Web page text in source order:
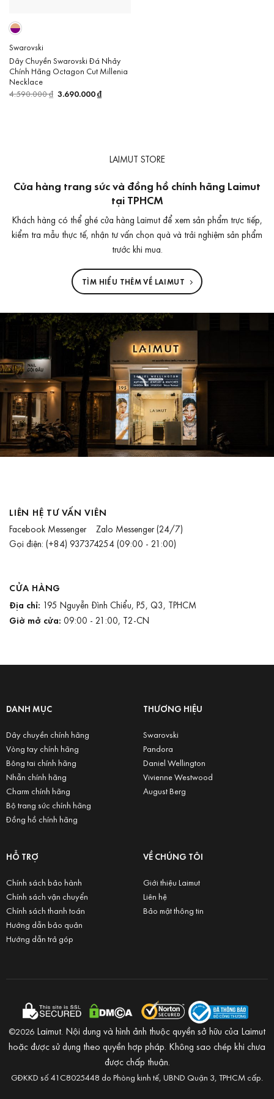
Swarovski
Dây Chuyền Swarovski Đá Nhảy
Chính Hãng Octagon Cut Millenia
Necklace
4.590.000₫ Giá
gốc
3.690.000₫Giá
hiện
LAIMUT STORE
Cửa hàng trang sức và đồng hồ chính hãng Laimut
tại TPHCM
Khách hàng có thể ghé cửa hàng Laimut để xem sản phẩm trực tiếp,
kiểm tra mẫu thực tế, nhận tư vấn chọn quà và trải nghiệm sản phẩm
trước khi mua.
TÌM HIỂU THÊM VỀ LAIMUT
LIÊN HỆ TƯ VẤN VIÊN
Facebook Messenger Zalo Messenger(24/7)
Gọi điện: (+84) 937374254(09:00 - 21:00)
CỬA HÀNG
Địa chỉ: 195 Nguyễn Đình Chiểu, P5, Q3, TPHCM
Giờ mở cửa: 09:00 - 21:00, T2-CN
DANH MỤC
Dây chuyền chính hãng
Vòng tay chính hãng
Bông tai chính hãng
Nhẫn chính hãng
Charm chính hãng
Bộ trang sức chính hãng
Đồng hồ chính hãng
THƯƠNG HIỆU
Swarovski
Pandora
Daniel Wellington
Vivienne Westwood
August Berg
HỖ TRỢ
Chính sách bảo hành
Chính sách vận chuyển
Chính sách thanh toán
Hướng dẫn bảo quản
Hướng dẫn trả góp
VỀ CHÚNG TÔI
Giới thiệu Laimut
Liên hệ
Bảo mật thông tin
©2026 Laimut. Nội dung và hình ảnh thuộc quyền sở hữu của Laimut
hoặc được sử dụng theo quyền hợp pháp. Không sao chép khi chưa
được chấp thuận.
GĐKKD số 41C8025448 do Phòng kinh tế, UBND Quận 3, TPHCM cấp.